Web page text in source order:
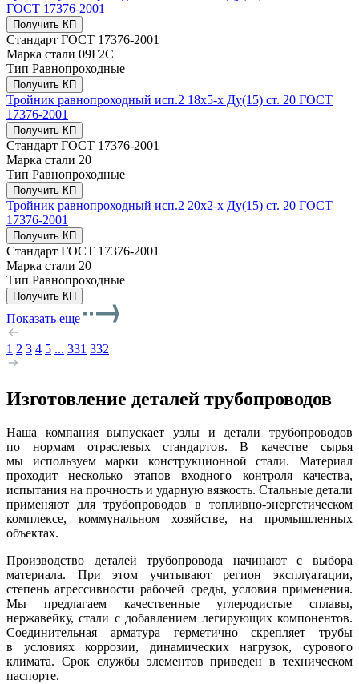
ГОСТ 17376-2001
Получить КП
Стандарт ГОСТ 17376-2001
Марка стали 09Г2С
Тип Равнопроходные
Получить КП
Тройник равнопроходный исп.2 18х5-х Ду(15) ст. 20 ГОСТ
17376-2001
Получить КП
Стандарт ГОСТ 17376-2001
Марка стали 20
Тип Равнопроходные
Получить КП
Тройник равнопроходный исп.2 20х2-х Ду(15) ст. 20 ГОСТ
17376-2001
Получить КП
Стандарт ГОСТ 17376-2001
Марка стали 20
Тип Равнопроходные
Получить КП
Показать еще
1 2 3 4 5 ... 331 332
Изготовление деталей трубопроводов
Наша компания выпускает узлы и детали трубопроводов
по нормам отраслевых стандартов. В качестве сырья
мы используем марки конструкционной стали. Материал
проходит несколько этапов входного контроля качества,
испытания на прочность и ударную вязкость. Стальные детали
применяют для трубопроводов в топливно-энергетическом
комплексе, коммунальном хозяйстве, на промышленных
объектах.
Производство деталей трубопровода начинают с выбора
материала. При этом учитывают регион эксплуатации,
степень агрессивности рабочей среды, условия применения.
Мы предлагаем качественные углеродистые сплавы,
нержавейку, стали с добавлением легирующих компонентов.
Соединительная арматура герметично скрепляет трубы
в условиях коррозии, динамических нагрузок, сурового
климата. Срок службы элементов приведен в техническом
паспорте.